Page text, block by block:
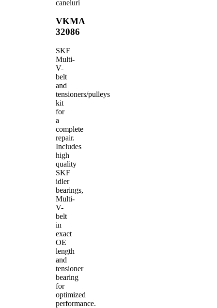
caneluri
VKMA
32086
SKF
Multi-
V-
belt
and
tensioners/pulleys
kit
for
a
complete
repair.
Includes
high
quality
SKF
idler
bearings,
Multi-
V-
belt
in
exact
OE
length
and
tensioner
bearing
for
optimized
performance.